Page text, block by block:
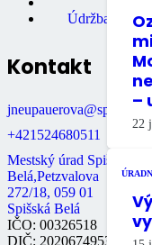
–
22
Údržba
Kontakt
+421524680511
Mestský úrad Spišská
Belá,Petzvalova
272/18, 059 01
Spišská Belá
IČO: 00326518
DIČ: 2020674953